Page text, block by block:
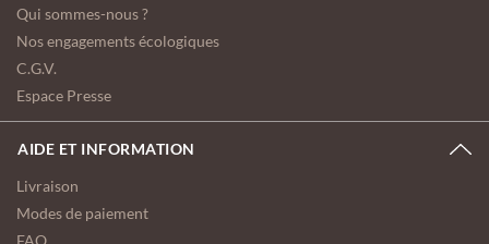
Qui sommes-nous ?
Nos engagements écologiques
C.G.V.
Espace Presse
AIDE ET INFORMATION
Livraison
Modes de paiement
FAQ